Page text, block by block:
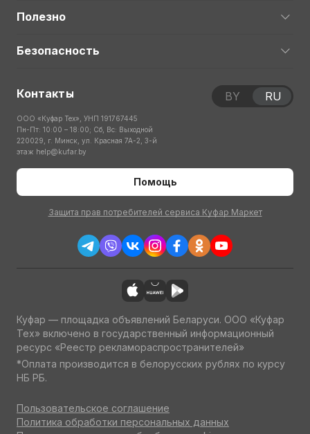
Полезно
Безопасность
Контакты
ООО «Куфар Тех», УНП 191767445
Пн-Пт: 10:00 – 18:00; Сб, Вс: Выходной
220029, г. Минск, ул. Красная 7А-2, 3-й
этаж help@kufar.by
Помощь
Защита прав потребителей сервиса Куфар Маркет
BY RU
Куфар — площадка объявлений Беларуси. ООО «Куфар
Тех» включено в государственный информационный
ресурс «Реестр рекламораспространителей»
*Оплата производится в белорусских рублях по курсу
НБ РБ.
Пользовательское соглашение
Политика обработки персональных данных